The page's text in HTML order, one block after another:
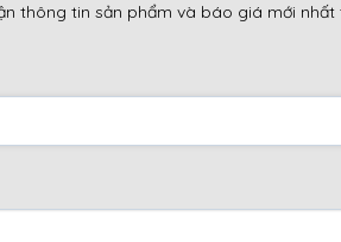
KHUNG CHẤT
luôn là hai yếu tố được đặt lên
thông tin sản phẩm và báo giá mới nhất